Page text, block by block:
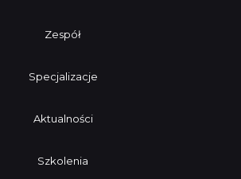
Zespół
Specjalizacje
Aktualności
Szkolenia